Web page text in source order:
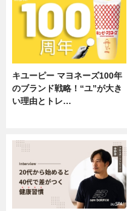
キユーピー マヨネーズ100年
のブランド戦略！“ユ”が大き
い理由とトレ…